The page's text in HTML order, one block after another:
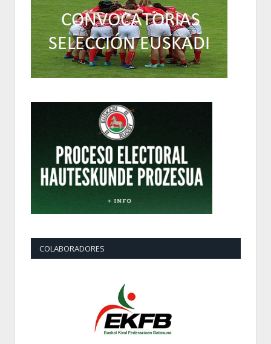
COLABORADORES